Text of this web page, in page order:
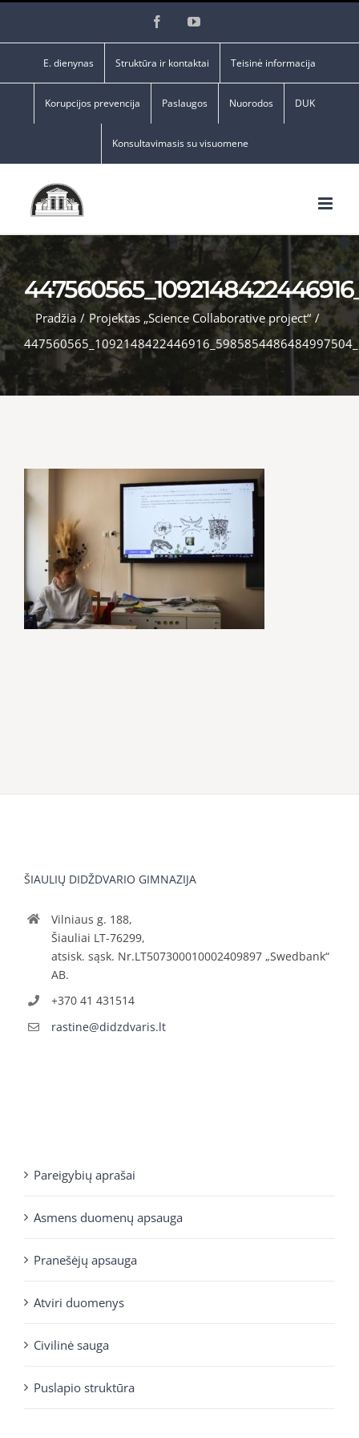
FacebookYouTube
E. dienynas Struktūra ir kontaktai Teisinė informacija
Korupcijos prevencija Paslaugos Nuorodos DUK
Konsultavimasis su visuomene
Pradžia / Projektas „Science Collaborative project“ /
ŠIAULIŲ DIDŽDVARIO GIMNAZIJA
Vilniaus g. 188,
Šiauliai LT-76299,
atsisk. sąsk. Nr.LT507300010002409897 „Swedbank“
AB.
+370 41 431514
rastine@didzdvaris.lt
Pareigybių aprašai
Asmens duomenų apsauga
Pranešėjų apsauga
Atviri duomenys
Civilinė sauga
Puslapio struktūra